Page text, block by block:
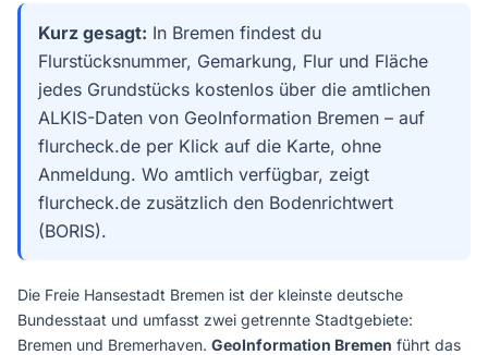
Kurz gesagt: In Bremen findest du
Flurstücksnummer, Gemarkung, Flur und Fläche
jedes Grundstücks kostenlos über die amtlichen
ALKIS-Daten von GeoInformation Bremen – auf
flurcheck.de per Klick auf die Karte, ohne
Anmeldung. Wo amtlich verfügbar, zeigt
flurcheck.de zusätzlich den Bodenrichtwert
(BORIS).
Die Freie Hansestadt Bremen ist der kleinste deutsche
Bundesstaat und umfasst zwei getrennte Stadtgebiete:
Bremen und Bremerhaven. GeoInformation Bremen führt das